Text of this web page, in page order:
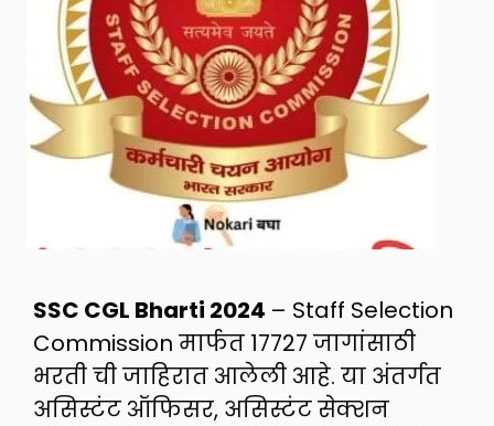
SSC CGL Bharti 2024 – Staff Selection
Commission मार्फत 17727 जागांसाठी
भरती ची जाहिरात आलेली आहे. या अंतर्गत
असिस्टंट ऑफिसर, असिस्टंट सेक्शन